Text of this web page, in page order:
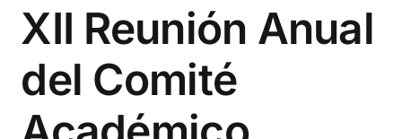
XII Reunión Anual
del Comité